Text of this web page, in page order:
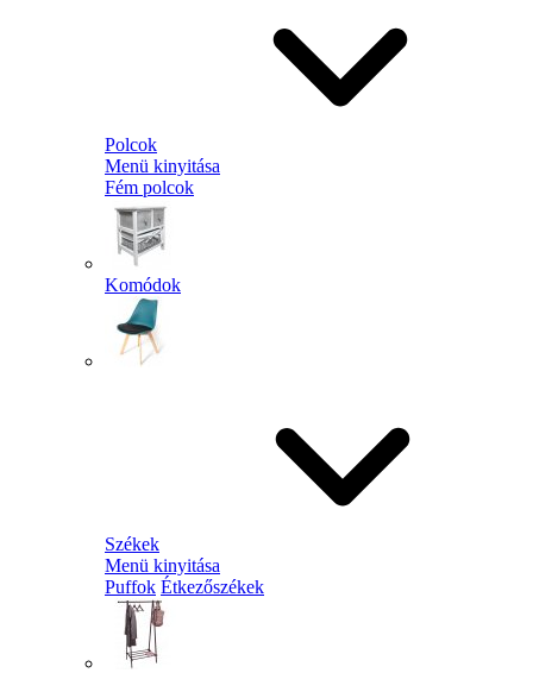
Polcok
Menü kinyitása
Fém polcok
Komódok
Székek
Menü kinyitása
Puffok Étkezőszékek